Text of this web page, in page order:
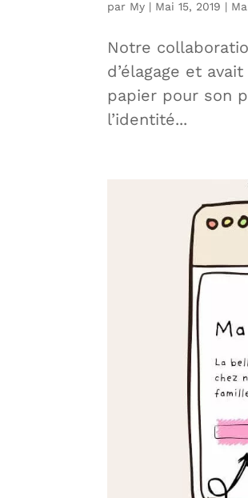
par My | Mai 15, 2019 |
Notre
d’élagage et
papier pour son
l’identité...